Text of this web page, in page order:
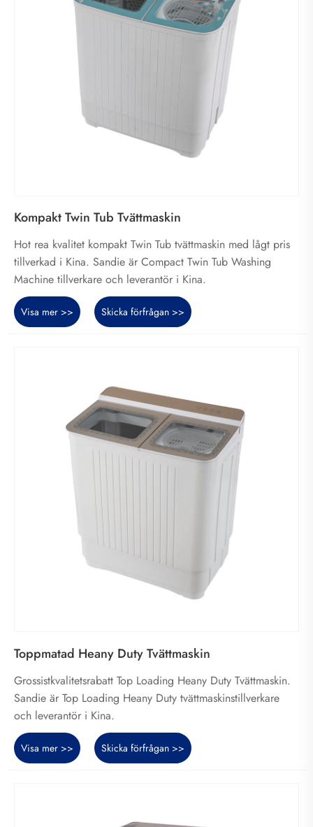
Kompakt Twin Tub Tvättmaskin
Hot rea kvalitet kompakt Twin Tub tvättmaskin med lågt pris
tillverkad i Kina. Sandie är Compact Twin Tub Washing
Machine tillverkare och leverantör i Kina.
Visa mer >> Skicka förfrågan >>
Toppmatad Heany Duty Tvättmaskin
Grossistkvalitetsrabatt Top Loading Heany Duty Tvättmaskin.
Sandie är Top Loading Heany Duty tvättmaskinstillverkare
och leverantör i Kina.
Visa mer >> Skicka förfrågan >>